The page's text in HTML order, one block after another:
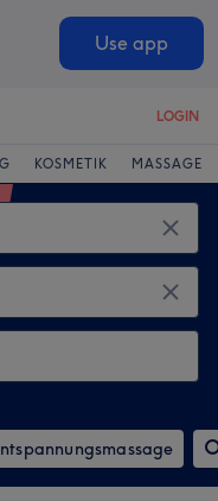
Use app
LOGIN
KOSMETIK MASSAGE